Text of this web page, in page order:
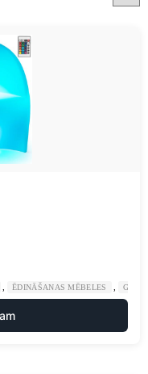
ĒDINĀŠANAS MĒBELES